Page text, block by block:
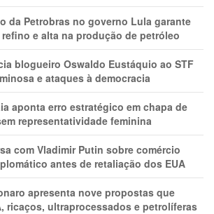
da Petrobras no governo Lula garante
e alta na produção de petróleo
blogueiro Oswaldo Eustáquio ao STF
e ataques à democracia
aponta erro estratégico em chapa de
representatividade feminina
com Vladimir Putin sobre comércio
antes de retaliação dos EUA
apresenta nove propostas que
ricaços, ultraprocessados e petrolíferas